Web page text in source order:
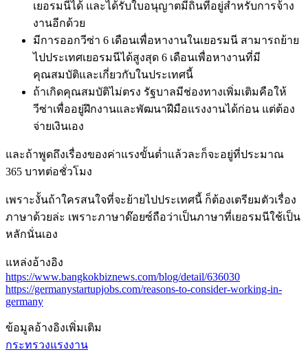
เยอรมนีได้ และได้รับใบอนุญาตมีถิ่นที่อยู่สำหรับการจ้าง
งานอีกด้วย
มีการออกวีซ่า 6 เดือนเพื่อหางานในเยอรมนี สามารถย้าย
ไปประเทศเยอรมนีได้สูงสุด 6 เดือนเพื่อหางานที่มี
คุณสมบัติและเกี่ยวกับในประเทศนี้
ถ้าเกิดคุณสมบัติไม่ตรง รัฐบาลมีช่องทางเพิ่มเติมคือให้
วีซ่าเพื่ออยู่ฝึกงานและพัฒนาฝีมือแรงงานได้ก่อน แต่ต้อง
จ่ายเงินเอง
และถ้าพูดถึงเรื่องของค่าแรงขั้นต่ำแล้วละก็จะอยู่ที่ประมาณ
365 บาทต่อชั่วโมง
เพราะงั้นถ้าใครสนใจที่จะย้ายไปประเทศนี้ ก็ต้องเตรียมตัวเรื่อง
ภาษาด้วยล่ะ เพราะภาษาด๊อยซ์ถือว่าเป็นภาษาที่เยอรมนีใช้เป็น
หลักนั่นเอง
แหล่งอ้างอิง
https://www.bangkokbiznews.com/blog/detail/636030
https://germanystartupjobs.com/reasons-to-consider-working-in-
germany
ข้อมูลอ้างอิงเพิ่มเติม
กระทรวงแรงงาน